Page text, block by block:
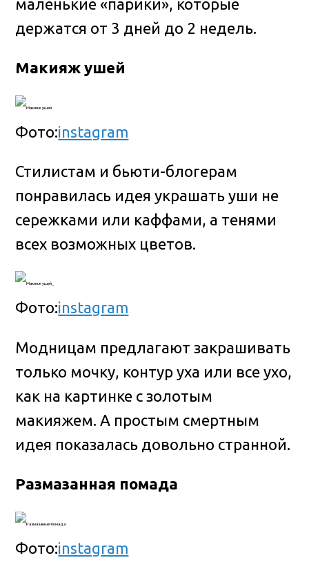
маленькие «парики», которые
держатся от 3 дней до 2 недель.
Макияж ушей
Фото:instagram
Стилистам и бьюти-блогерам
понравилась идея украшать уши не
сережками или каффами, а тенями
всех возможных цветов.
Фото:instagram
Модницам предлагают закрашивать
только мочку, контур уха или все ухо,
как на картинке с золотым
макияжем. А простым смертным
идея показалась довольно странной.
Размазанная помада
Фото:instagram